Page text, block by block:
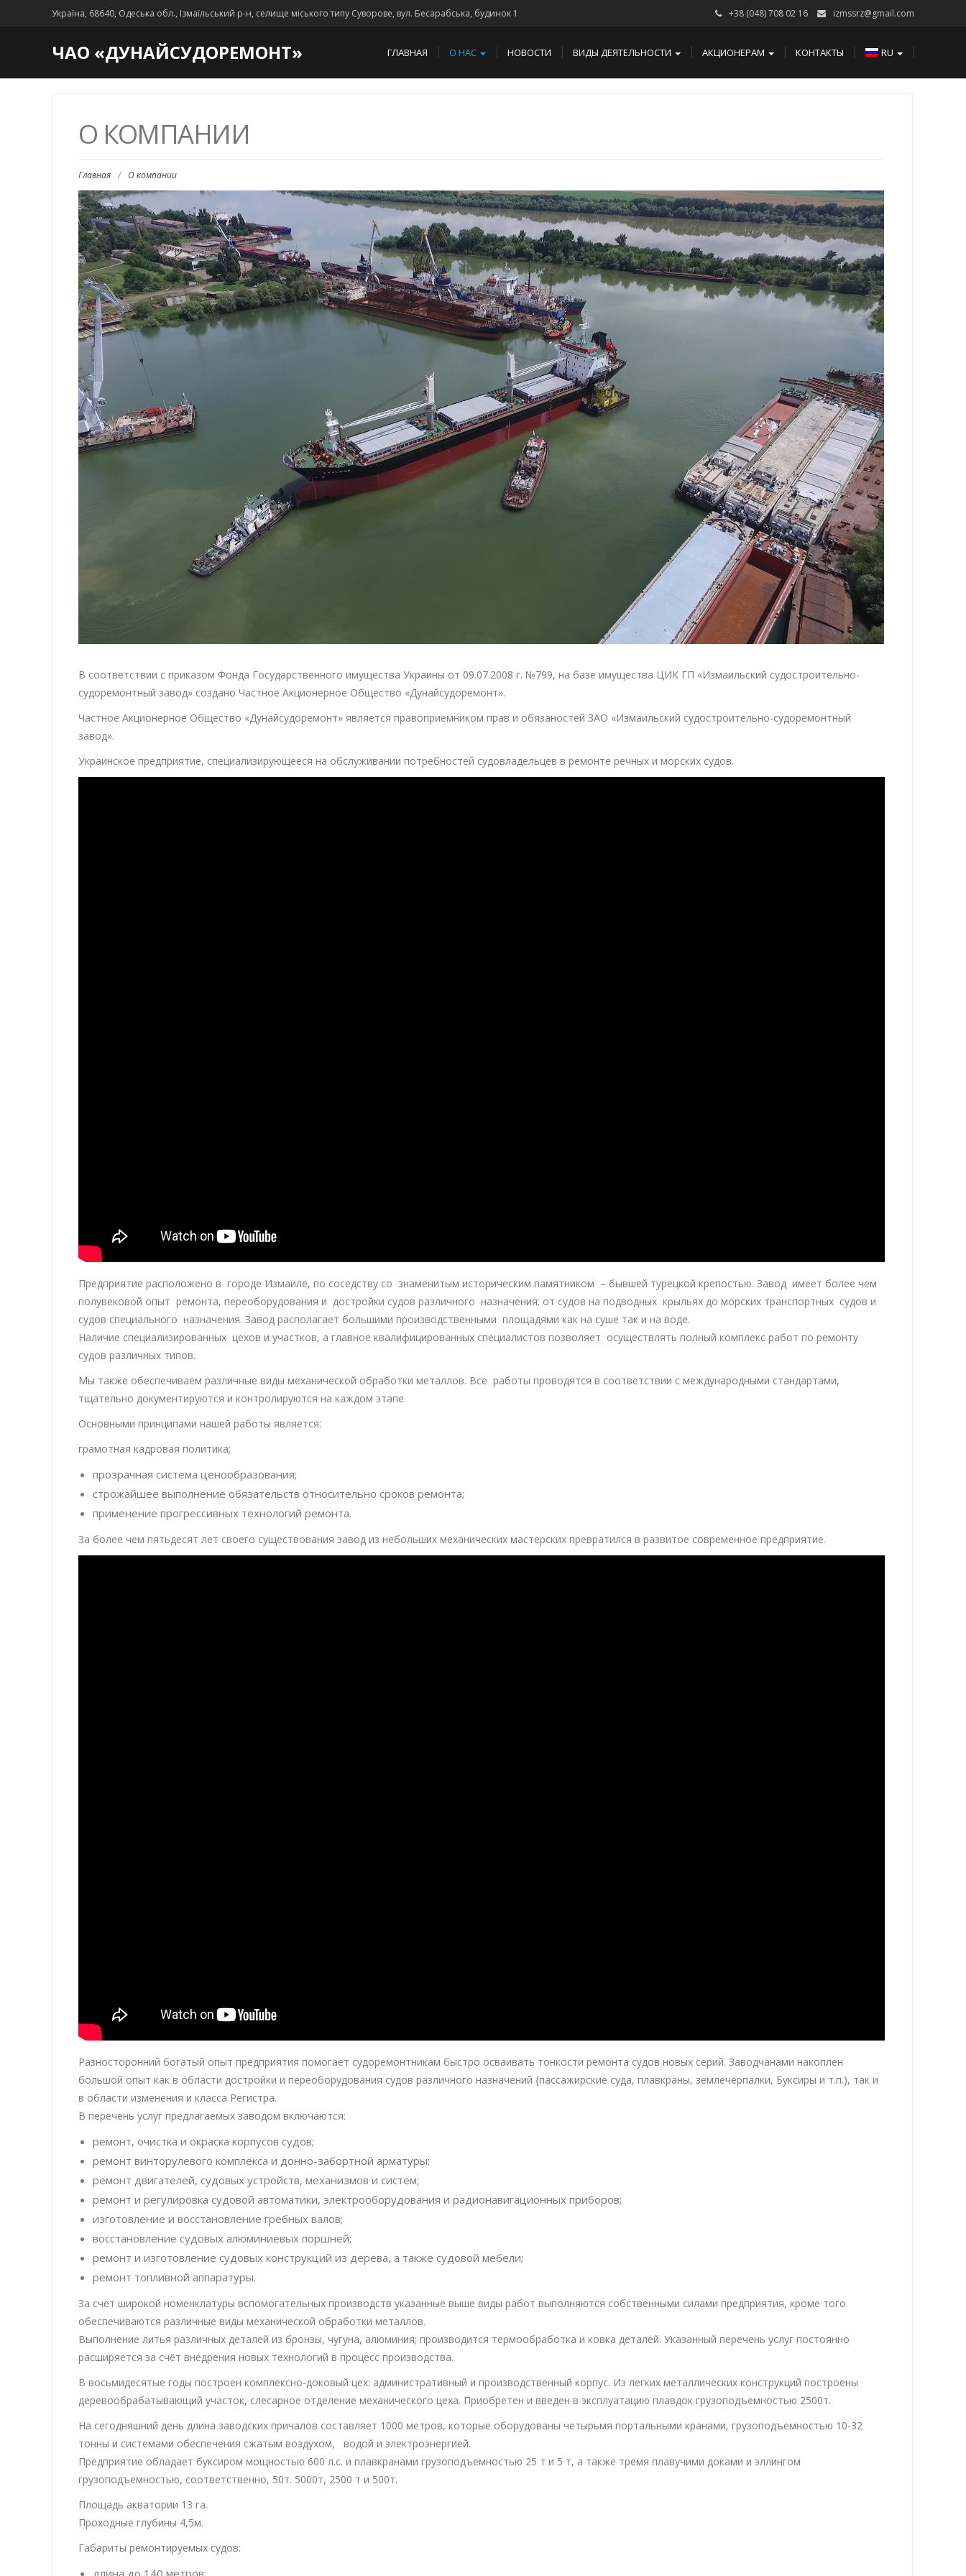
Україна, 68640, Одеська обл., Ізмаїльський р-н, селище міського типу Суворове, вул. Бесарабська, будинок 1 +38 (048) 708 02 16 izmssrz@gmail.com
ЧАО «ДУНАЙСУДОРЕМОНТ» ГЛАВНАЯ О НАС НОВОСТИ ВИДЫ ДЕЯТЕЛЬНОСТИ АКЦИОНЕРАМ КОНТАКТЫ RU
О КОМПАНИИ
Главная / О компании
В соответствии с приказом Фонда Государственного имущества Украины от 09.07.2008 г. №799, на базе имущества ЦИК ГП «Измаильский судостроительно-
судоремонтный завод» создано Частное Акционерное Общество «Дунайсудоремонт».
Частное Акционерное Общество «Дунайсудоремонт» является правоприемником прав и обязаностей ЗАО «Измаильский судостроительно-судоремонтный
завод».
Украинское предприятие, специализирующееся на обслуживании потребностей судовладельцев в ремонте речных и морских судов.
Предприятие расположено в городе Измаиле, по соседству со знаменитым историческим памятником – бывшей турецкой крепостью. Завод имеет более чем
полувековой опыт ремонта, переоборудования и достройки судов различного назначения: от судов на подводных крыльях до морских транспортных судов и
судов специального назначения. Завод располагает большими производственными площадями как на суше так и на воде.
Наличие специализированных цехов и участков, а главное квалифицированных специалистов позволяет осуществлять полный комплекс работ по ремонту
судов различных типов.
Мы также обеспечиваем различные виды механической обработки металлов. Все работы проводятся в соответствии с международными стандартами,
тщательно документируются и контролируются на каждом этапе.
Основными принципами нашей работы является:
грамотная кадровая политика;
прозрачная система ценообразования;
строжайшее выполнение обязательств относительно сроков ремонта;
применение прогрессивных технологий ремонта.
За более чем пятьдесят лет своего существования завод из небольших механических мастерских превратился в развитое современное предприятие.
Разносторонний богатый опыт предприятия помогает судоремонтникам быстро осваивать тонкости ремонта судов новых серий. Заводчанами накоплен
большой опыт как в области достройки и переоборудования судов различного назначений {пассажирские суда, плавкраны, землечерпалки, Буксиры и т.п.), так и
в области изменения и класса Регистра.
В перечень услуг предлагаемых заводом включаются:
ремонт, очистка и окраска корпусов судов;
ремонт винторулевого комплекса и донно-забортной арматуры;
ремонт двигателей, судовых устройств, механизмов и систем;
ремонт и регулировка судовой автоматики, электрооборудования и радионавигационных приборов;
изготовление и восстановление гребных валов;
восстановление судовых алюминиевых поршней;
ремонт и изготовление судовых конструкций из дерева, а также судовой мебели;
ремонт топливной аппаратуры.
За счет широкой номенклатуры вспомогательных производств указанные выше виды работ выполняются собственными силами предприятия, кроме того
обеспечиваются различные виды механической обработки металлов.
Выполнение литья различных деталей из бронзы, чугуна, алюминия; производится термообработка и ковка деталей. Указанный перечень услуг постоянно
расширяется за счёт внедрения новых технологий в процесс производства.
В восьмидесятые годы построен комплексно-доковый цех: административный и производственный корпус. Из легких металлических конструкций построены
деревообрабатывающий участок, слесарное отделение механического цеха. Приобретен и введен в эксплуатацию плавдок грузоподъемностью 2500т.
На сегодняшний день длина заводских причалов составляет 1000 метров, которые оборудованы четырьмя портальными кранами, грузоподъемностью 10-32
тонны и системами обеспечения сжатым воздухом, водой и электроэнергией.
Предприятие обладает буксиром мощностью 600 л.с. и плавкранами грузоподъемностью 25 т и 5 т, а также тремя плавучими доками и эллингом
грузоподъемностью, соответственно, 50т. 5000т, 2500 т и 500т.
Площадь акватории 13 га.
Проходные глубины 4,5м.
Габариты ремонтируемых судов: